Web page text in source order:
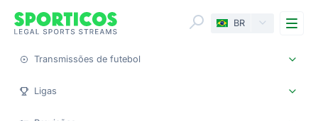
BR
Transmissões de futebol
Ligas